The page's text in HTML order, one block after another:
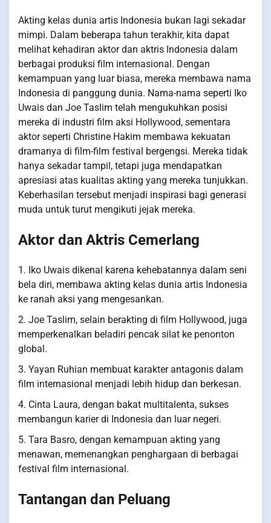
Akting kelas dunia artis Indonesia bukan lagi sekadar
mimpi. Dalam beberapa tahun terakhir, kita dapat
melihat kehadiran aktor dan aktris Indonesia dalam
berbagai produksi film internasional. Dengan
kemampuan yang luar biasa, mereka membawa nama
Indonesia di panggung dunia. Nama-nama seperti Iko
Uwais dan Joe Taslim telah mengukuhkan posisi
mereka di industri film aksi Hollywood, sementara
aktor seperti Christine Hakim membawa kekuatan
dramanya di film-film festival bergengsi. Mereka tidak
hanya sekadar tampil, tetapi juga mendapatkan
apresiasi atas kualitas akting yang mereka tunjukkan.
Keberhasilan tersebut menjadi inspirasi bagi generasi
muda untuk turut mengikuti jejak mereka.
Aktor dan Aktris Cemerlang
1. Iko Uwais dikenal karena kehebatannya dalam seni
bela diri, membawa akting kelas dunia artis Indonesia
ke ranah aksi yang mengesankan.
2. Joe Taslim, selain berakting di film Hollywood, juga
memperkenalkan beladiri pencak silat ke penonton
global.
3. Yayan Ruhian membuat karakter antagonis dalam
film internasional menjadi lebih hidup dan berkesan.
4. Cinta Laura, dengan bakat multitalenta, sukses
membangun karier di Indonesia dan luar negeri.
5. Tara Basro, dengan kemampuan akting yang
menawan, memenangkan penghargaan di berbagai
festival film internasional.
Tantangan dan Peluang